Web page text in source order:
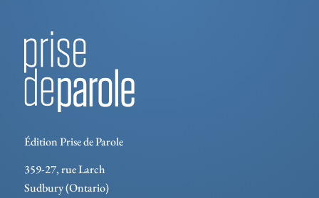
Édition Prise de Parole
359-27, rue Larch
Sudbury (Ontario)